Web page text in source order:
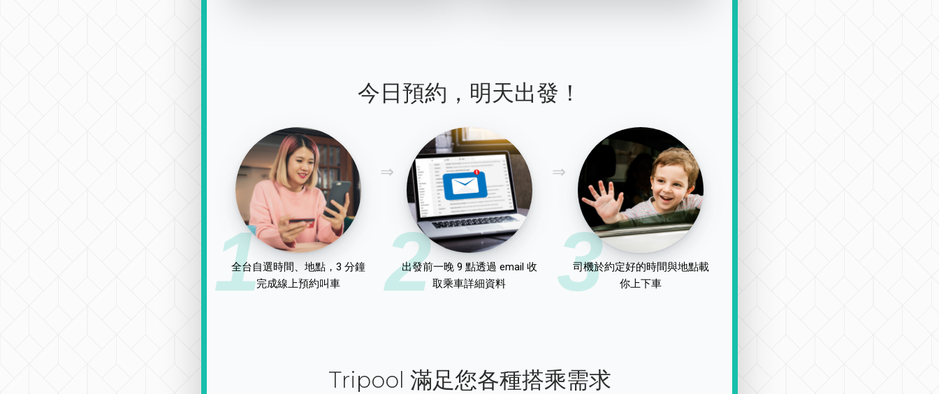
今日預約，明天出發！
1
全台自選時間、地點，3 分鐘
完成線上預約叫車
2
出發前一晚 9 點透過 email 收
取乘車詳細資料
3
司機於約定好的時間與地點載
你上下車
Tripool 滿足您各種搭乘需求